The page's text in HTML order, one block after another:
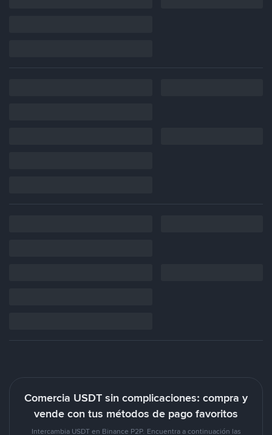
Comercia USDT sin complicaciones: compra y
vende con tus métodos de pago favoritos
Intercambia USDT en Binance P2P. Encuentra a continuación las